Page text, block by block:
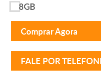
8GB
Comprar Agora
FALE POR